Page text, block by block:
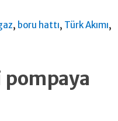
, boru hattı, Türk Akımı,